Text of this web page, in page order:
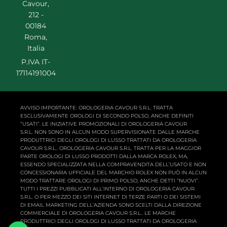
Cavour,
212 -
00184
Roma,
Italia
P.IVA IT-
17114191004
AVVISO IMPORTANTE: OROLOGERIA CAVOUR S.R.L. TRATTA
ESCLUSIVAMENTE OROLOGI DI SECONDO POLSO, ANCHE DEFINITI
“USATI”. LE INIZIATIVE PROMOZIONALI DI OROLOGERIA CAVOUR
S.R.L. NON SONO IN ALCUN MODO SUPERVISIONATE DALLE MARCHE
PRODUTTRICI DEGLI OROLOGI DI LUSSO TRATTATI DA OROLOGERIA
CAVOUR S.R.L.. OROLOGERIA CAVOUR S.R.L. TRATTA PER LA MAGGIOR
PARTE OROLOGI DI LUSSO PRODOTTI DALLA MARCA ROLEX, MA,
ESSENDO SPECIALIZZATA NELLA COMPRAVENDITA DELL’USATO E NON
CONCESSIONARIA UFFICIALE DEL MARCHIO ROLEX NON PUÒ IN ALCUN
MODO TRATTARE OROLOGI DI PRIMO POLSO, ANCHE DETTI “NUOVI”.
TUTTI I PREZZI PUBBLICATI ALL’INTERNO DI OROLOGERIA CAVOUR
S.R.L. O PER MEZZO DEI SITI INTERNET DI TERZE PARTI O DEI SISTEMI
DI EMAIL MARKETING DELL’AZIENDA SONO SCELTI DALLA DIREZIONE
COMMERCIALE DI OROLOGERIA CAVOUR S.R.L.. LE MARCHE
PRODUTTRICI DEGLI OROLOGI DI LUSSO TRATTATI DA OROLOGERIA